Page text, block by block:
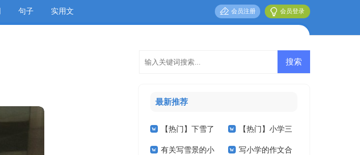
句子 实用文 会员登录
会员注册
最新推荐
【热门】下雪了
小学作文三篇
【热门】小学三
年级作文3篇
有关写雪景的小 写小学的作文合